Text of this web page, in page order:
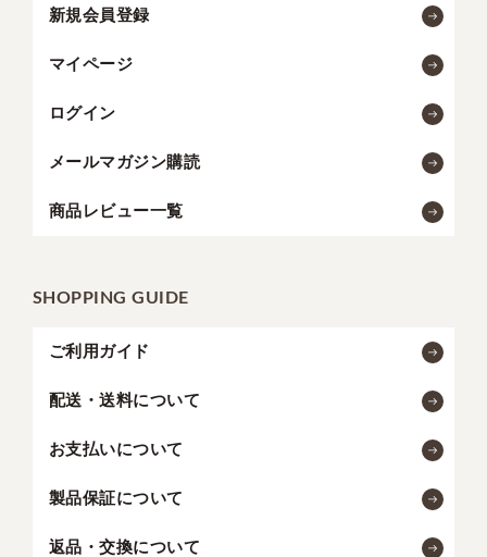
新規会員登録
マイページ
ログイン
メールマガジン購読
商品レビュー一覧
SHOPPING GUIDE
ご利用ガイド
配送・送料について
お支払いについて
製品保証について
返品・交換について